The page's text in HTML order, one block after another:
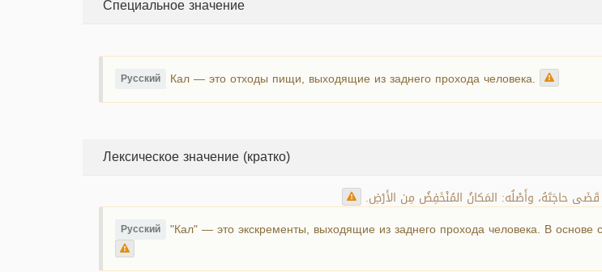
Специальное значение
Русский Кал — это отходы пищи, выходящие из заднего прохода человека.
Лексическое значение (кратко)
قَضَى حاجَتَهُ، وأَصْلُه: المَكانُ المُنْخَفِضُ مِن الأَرْضِ.
Русский "Кал" — это экскременты, выходящие из заднего прохода человека. В основе